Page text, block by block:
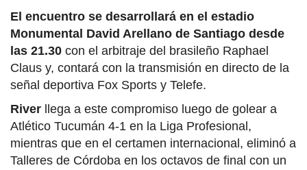
El encuentro se desarrollará en el estadio
Monumental David Arellano de Santiago desde
las 21.30 con el arbitraje del brasileño Raphael
Claus y, contará con la transmisión en directo de la
señal deportiva Fox Sports y Telefe.
River llega a este compromiso luego de golear a
Atlético Tucumán 4-1 en la Liga Profesional,
mientras que en el certamen internacional, eliminó a
Talleres de Córdoba en los octavos de final con un